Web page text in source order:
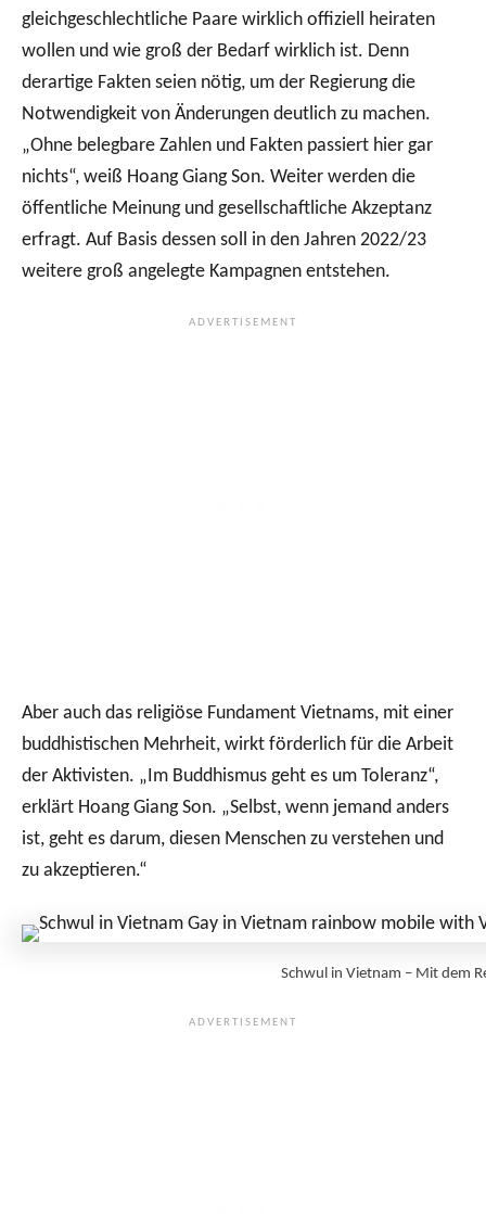
gleichgeschlechtliche Paare wirklich offiziell heiraten
wollen und wie groß der Bedarf wirklich ist. Denn
derartige Fakten seien nötig, um der Regierung die
Notwendigkeit von Änderungen deutlich zu machen.
„Ohne belegbare Zahlen und Fakten passiert hier gar
nichts“, weiß Hoang Giang Son. Weiter werden die
öffentliche Meinung und gesellschaftliche Akzeptanz
erfragt. Auf Basis dessen soll in den Jahren 2022/23
weitere groß angelegte Kampagnen entstehen.
Aber auch das religiöse Fundament Vietnams, mit einer
buddhistischen Mehrheit, wirkt förderlich für die Arbeit
der Aktivisten. „Im Buddhismus geht es um Toleranz“,
erklärt Hoang Giang Son. „Selbst, wenn jemand anders
ist, geht es darum, diesen Menschen zu verstehen und
zu akzeptieren.“
Schwul in Vietnam – Mit dem